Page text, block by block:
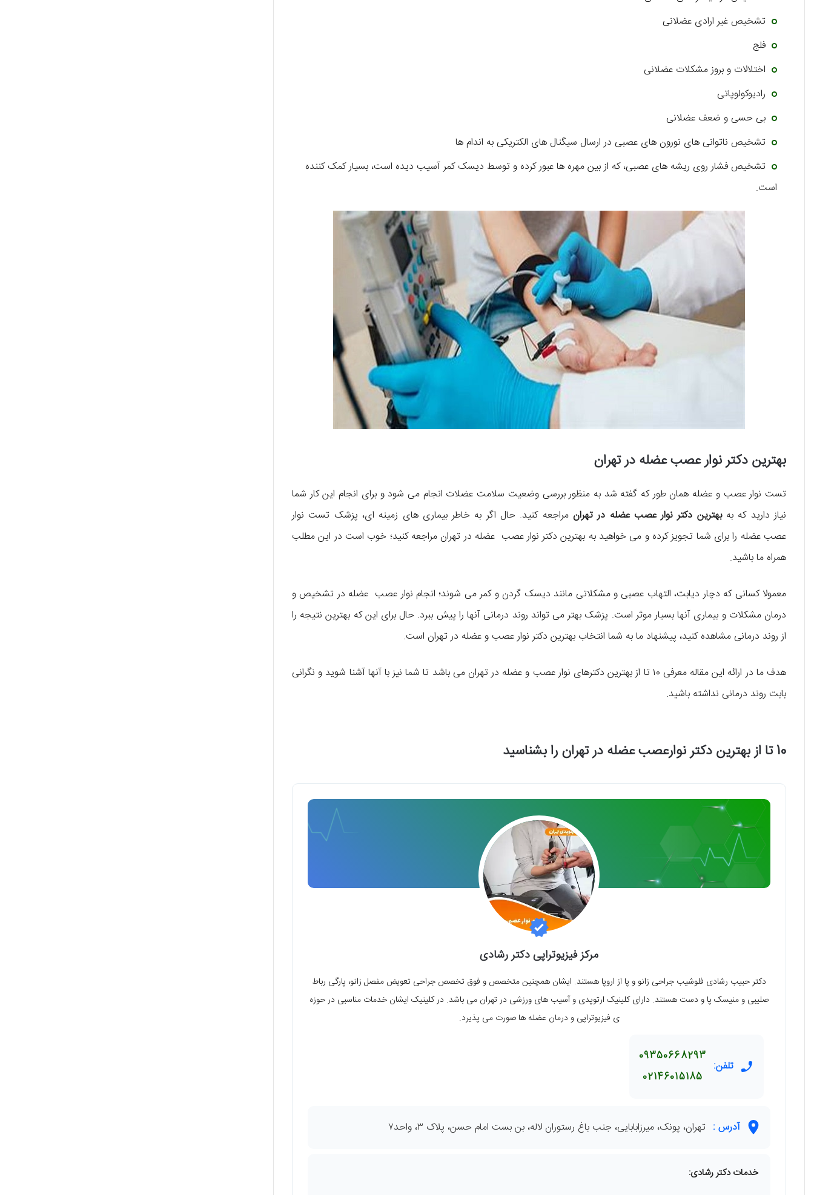
تشخیص غیر ارادی عضلانی
فلج
اختلالات و بروز مشکلات عضلانی
رادیوکولوپاتی
بی حسی و ضعف عضلانی
تشخیص ناتوانی های نورون های عصبی در ارسال سیگنال های الکتریکی به اندام ها
تشخیص فشار روی ریشه های عصبی، که از بین مهره ها عبور کرده و توسط دیسک کمر آسیب دیده است، بسیار کمک کننده
است.
بهترین دکتر نوار عصب عضله در تهران
تست نوار عصب و عضله همان طور که گفته شد به منظور بررسی وضعیت سلامت عضلات انجام می شود و برای انجام این کار شما
نیاز دارید که بهبهترین دکتر نوار عصب عضله در تهران مراجعه کنید. حال اگر به خاطر بیماری های زمینه ای، پزشک تست نوار
عصب عضله را برای شما تجویز کرده و می خواهید به بهترین دکتر نوار عصب عضله در تهران مراجعه کنید؛ خوب است در این مطلب
همراه ما باشید.
معمولا کسانی که دچار دیابت، التهاب عصبی و مشکلاتی مانند دیسک گردن و کمر می شوند؛ انجام نوار عصب عضله در تشخیص و
درمان مشکلات و بیماری آنها بسیار موثر است. پزشک بهتر می‌ تواند روند درمانی آنها را پیش ببرد. حال برای این که بهترین نتیجه را
از روند درمانی مشاهده کنید، پیشنهاد ما به شما انتخاب بهترین دکتر نوار عصب و عضله در تهران است.
هدف ما در ارائه این مقاله معرفی ۱۰ تا از بهترین دکترهای نوار عصب و عضله در تهران می باشد تا شما نیز با آنها آشنا شوید و نگرانی
بابت روند درمانی نداشته باشید.
10 تا از بهترین دکتر نوارعصب عضله در تهران را بشناسید
مرکز فیزیوتراپی دکتر رشادی
دکتر حبیب رشادی فلوشیب جراحی زانو و پا از اروپا هستند. ایشان همچنین متخصص و فوق تخصص جراحی تعویض مفصل زانو، پارگی رباط
صلیبی و منیسک پا و دست هستند. دارای کلینیک ارتوپدی و آسیب های ورزشی در تهران می باشد. در کلینیک ایشان خدمات مناسبی در حوزه
ی فیزیوتراپی و درمان عضله ها صورت می پذیرد.
تلفن:
09350668293
02146015185
آدرس : تهران، پونک، میرزابابایی، جنب باغ رستوران لاله، بن بست امام حسن، پلاک ۳‌، واحد۷
خدمات دکتر رشادی: